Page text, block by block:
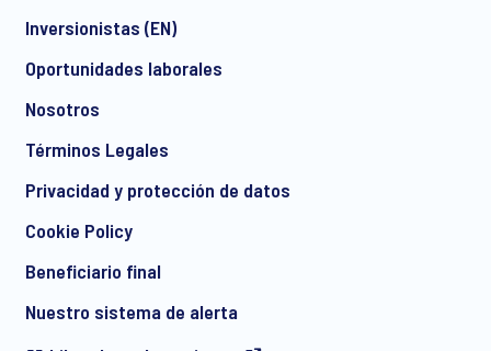
communication about products and services including
invitations to free events and articles from Ipsos. You may
Inversionistas (EN)
Oportunidades laborales
Nosotros
Términos Legales
Privacidad y protección de datos
Cookie Policy
Beneficiario final
Nuestro sistema de alerta